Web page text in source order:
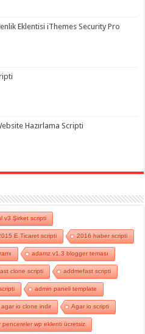
Eklentisi iThemes Security Pro
Hazırlama Scripti
v3 Şirket scripti
E Ticaret scripti 2016 haber scripti
adamz v1.3 blogger teması
clone scripti addmefast scripti
admin paneli template
agar io clone indir Agar io scripti
pencereler wp eklenti ücretsiz